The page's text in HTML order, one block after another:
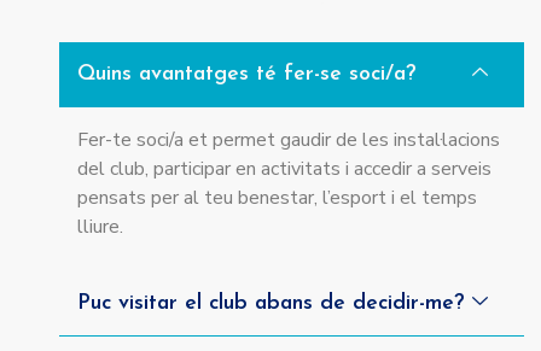
Quins avantatges té fer-se soci/a?
Fer-te soci/a et permet gaudir de les instal·lacions
del club, participar en activitats i accedir a serveis
pensats per al teu benestar, l’esport i el temps
lliure.
Puc visitar el club abans de decidir-me?